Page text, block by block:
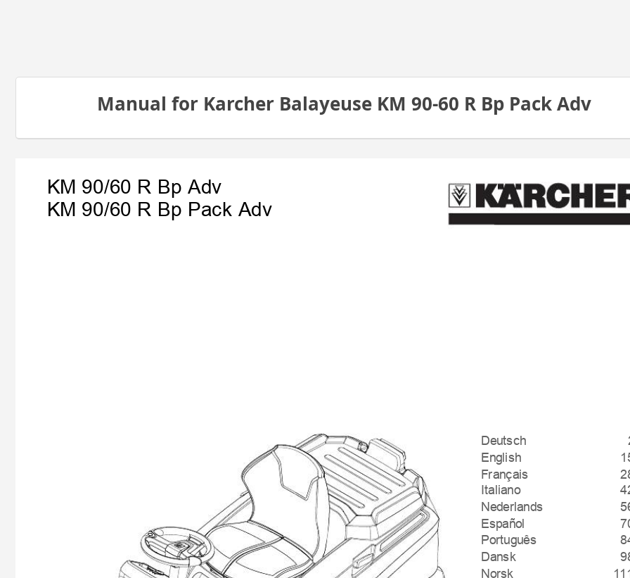
Manual for Karcher Balayeuse KM 90-60 R Bp Pack Adv
KM 90/60 R Bp Adv
KM 90/60 R Bp Pack Adv
Deutsch
English
Français
Italiano
Nederlands
Español
Português
Dansk
Norsk
111